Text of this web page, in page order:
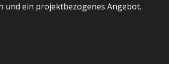
und ein projektbezogenes Angebot.